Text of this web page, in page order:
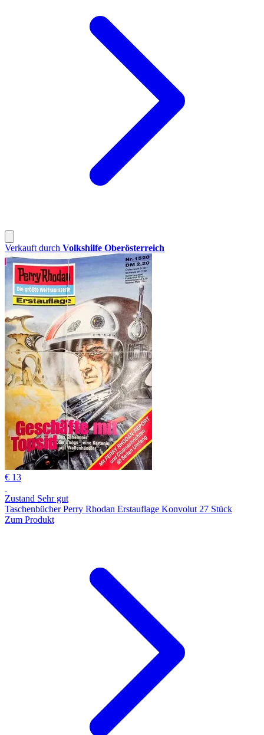
Verkauft durch Volkshilfe Oberösterreich
€ 13
Zustand Sehr gut
Taschenbücher Perry Rhodan Erstauflage Konvolut 27 Stück
Zum Produkt